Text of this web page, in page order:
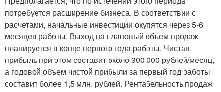
потребуется расширение бизнеса. В соответствии с
расчетами, начальные инвестиции окупятся через 5-6
месяцев работы. Выход на плановый объем продаж
планируется в конце первого года работы. Чистая
прибыль при этом составит около 300 000 рублей/месяц,
а годовой объем чистой прибыли за первый год работы
составит более 1,5 млн. рублей. Рентабельность продаж